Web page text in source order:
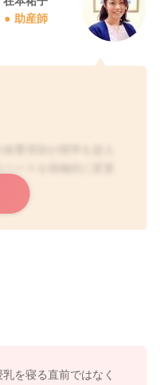
助産師
を寝る直前ではなく